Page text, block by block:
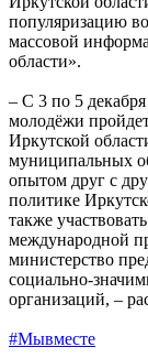
популяризацию
массовой
области».
– С 3 по 5
молодёжи
Иркутской
муниципальных
опытом друг с
политике
также
международной
министерство
социально-
организаций, –
#Мывместе